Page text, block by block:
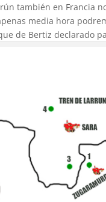
también en Francia
media hora
de Bertiz declarado